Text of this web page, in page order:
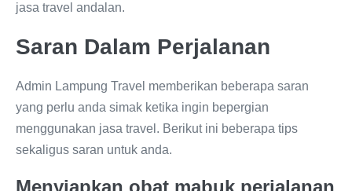
jasa travel andalan.
Saran Dalam Perjalanan
Admin Lampung Travel memberikan beberapa saran
yang perlu anda simak ketika ingin bepergian
menggunakan jasa travel. Berikut ini beberapa tips
sekaligus saran untuk anda.
Menyiapkan obat mabuk perjalanan